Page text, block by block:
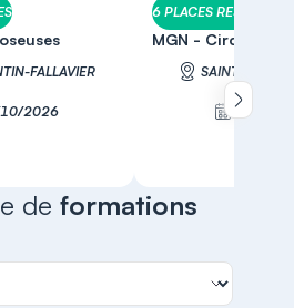
FALLAVIER
10/2026
6 PLACES RESTANTES
MGN - Circulateur
SAINT-
LE 21/
Défiler
deformations